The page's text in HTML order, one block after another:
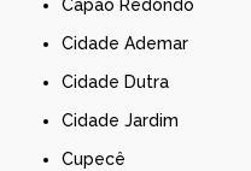
Capão Redondo
Cidade Ademar
Cidade Dutra
Cidade Jardim
Cupecê